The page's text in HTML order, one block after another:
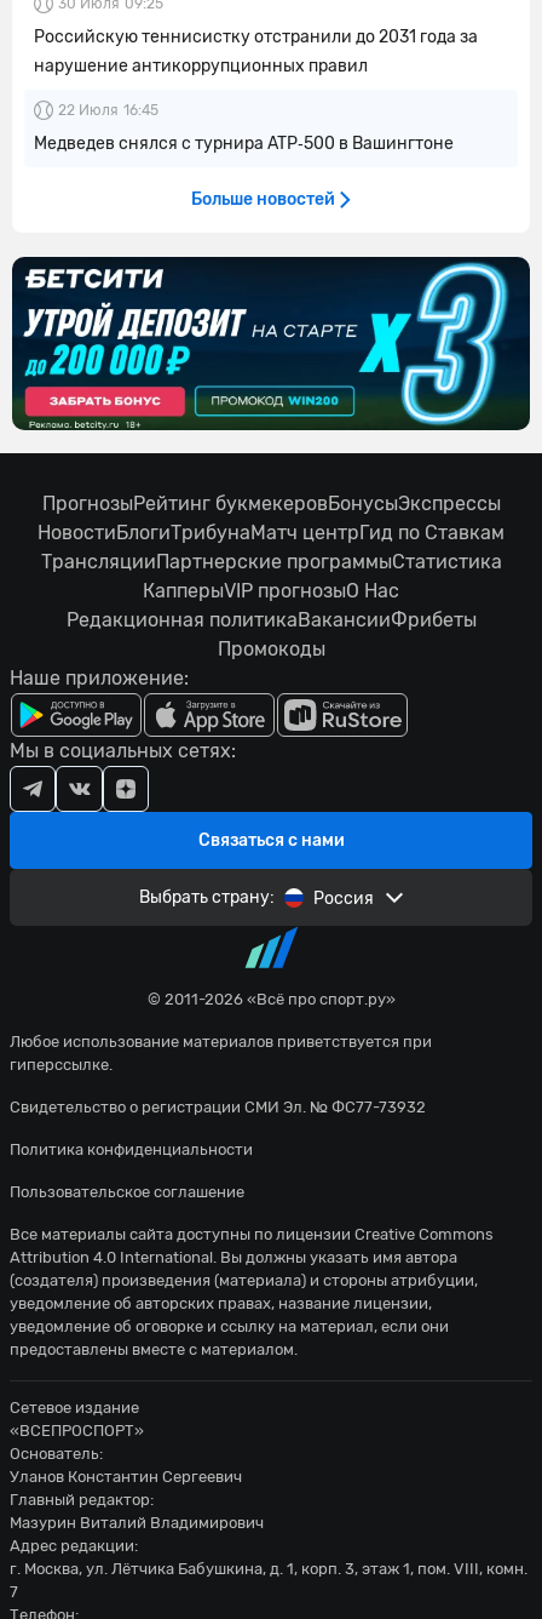
30 Июля 09:25
Российскую теннисистку отстранили до 2031 года за
нарушение антикоррупционных правил
22 Июля 16:45
Медведев снялся с турнира ATP‑500 в Вашингтоне
Больше новостей
© 2011-2026 «Всё про спорт.ру»
Любое использование материалов приветствуется при
гиперссылке.
Свидетельство о регистрации СМИ Эл. № ФС77-73932
Политика конфиденциальности
Пользовательское соглашение
ПрогнозыРейтинг букмекеровБонусыЭкспрессы
НовостиБлогиТрибунаМатч центрГид по Ставкам
ТрансляцииПартнерские программыСтатистика
КапперыVIP прогнозыО Нас
Редакционная политикаВакансииФрибеты
Промокоды
Наше приложение:
Связаться с нами
Мы в социальных сетях:
Выбрать страну: Россия
Все материалы сайта доступны по лицензии Creative Commons
Attribution 4.0 International. Вы должны указать имя автора
(создателя) произведения (материала) и стороны атрибуции,
уведомление об авторских правах, название лицензии,
уведомление об оговорке и ссылку на материал, если они
предоставлены вместе с материалом.
Сетевое издание
«ВСЕПРОСПОРТ»
Основатель:
Уланов Константин Сергеевич
Главный редактор:
Мазурин Виталий Владимирович
Адрес редакции:
г. Москва, ул. Лётчика Бабушкина, д. 1, корп. 3, этаж 1, пом. VIII, комн.
7
Телефон: